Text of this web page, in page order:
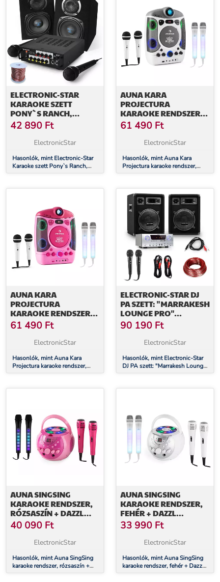
ELECTRONIC-STAR
KARAOKE SZETT
PONY`S RANCH,
ERŐSÍTŐ, HANGFALAK,
MIKR. SZETT
42 890 Ft
ElectronicStar
Hasonlók, mint Electronic-Star
Karaoke szett Pony`s Ranch,
erősítő, hangfalak, mikr. szett
AUNA KARA
PROJECTURA
KARAOKE RENDSZER,
FEHÉR + DAZZL
KARAOKE MIKROFON
KÉSZLET, LED
61 490 Ft
ElectronicStar
Hasonlók, mint Auna Kara
Projectura karaoke rendszer,
fehér + Dazzl karaoke mikrofon
AUNA KARA
PROJECTURA
KARAOKE RENDSZER,
RÓZSASZÍN + DAZZL
MIKROFON KÉSZLET,
LED MEGVILÁGÍTÁS
61 490 Ft
ElectronicStar
Hasonlók, mint Auna Kara
Projectura karaoke rendszer,
rózsaszín + Dazzl mikrofon
ELECTRONIC-STAR DJ
PA SZETT: "MARRAKESH
LOUNGE PRO"
HANGFALAK ÉS
ERŐSÍTŐ
90 190 Ft
ElectronicStar
Hasonlók, mint Electronic-Star
DJ PA szett: "Marrakesh Lounge
Pro" hangfalak és erősítő
AUNA SINGSING
KARAOKE RENDSZER,
RÓZSASZÍN + DAZZL
MIKROFON SZETT, LED
MEGVILÁGÍTÁS
40 090 Ft
ElectronicStar
Hasonlók, mint Auna SingSing
karaoke rendszer, rózsaszín +
Dazzl mikrofon szett, LED
AUNA SINGSING
KARAOKE RENDSZER,
FEHÉR + DAZZL
MIKROFON SZETT, LED
MEGVILÁGÍTÁS
33 990 Ft
ElectronicStar
Hasonlók, mint Auna SingSing
karaoke rendszer, fehér + Dazzl
mikrofon szett, LED